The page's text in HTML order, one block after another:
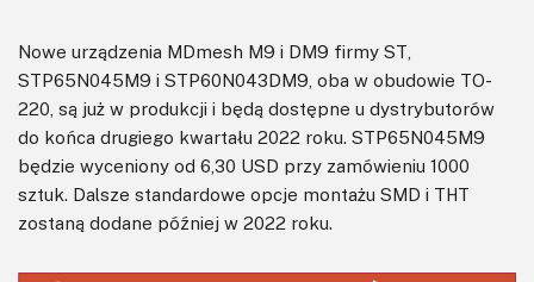
Nowe urządzenia MDmesh M9 i DM9 firmy ST,
STP65N045M9 i STP60N043DM9, oba w obudowie TO-
220, są już w produkcji i będą dostępne u dystrybutorów
do końca drugiego kwartału 2022 roku. STP65N045M9
będzie wyceniony od 6,30 USD przy zamówieniu 1000
sztuk. Dalsze standardowe opcje montażu SMD i THT
zostaną dodane później w 2022 roku.